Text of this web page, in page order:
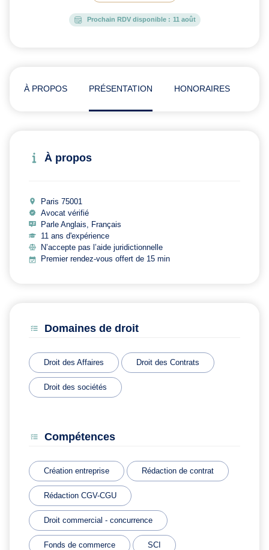
Prochain RDV disponible : 11 août
À PROPOS PRÉSENTATION HONORAIRES
À propos
Paris 75001
Avocat vérifié
Parle Anglais, Français
11 ans d'expérience
N’accepte pas l’aide juridictionnelle
Premier rendez-vous offert de 15 min
Domaines de droit
Droit des Affaires Droit des Contrats
Droit des sociétés
Compétences
Création entreprise Rédaction de contrat
Rédaction CGV-CGU
Droit commercial - concurrence
Fonds de commerce SCI